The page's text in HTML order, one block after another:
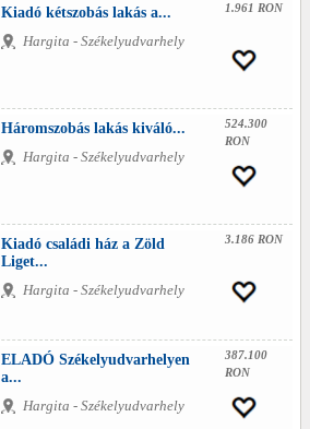
Kiadó kétszobás lakás a...
Hargita - Székelyudvarhely
1.961 RON
Háromszobás lakás kiváló...
Hargita - Székelyudvarhely
524.300
RON
Kiadó családi ház a Zöld
Liget...
Hargita - Székelyudvarhely
3.186 RON
ELADÓ Székelyudvarhelyen
a...
Hargita - Székelyudvarhely
387.100
RON